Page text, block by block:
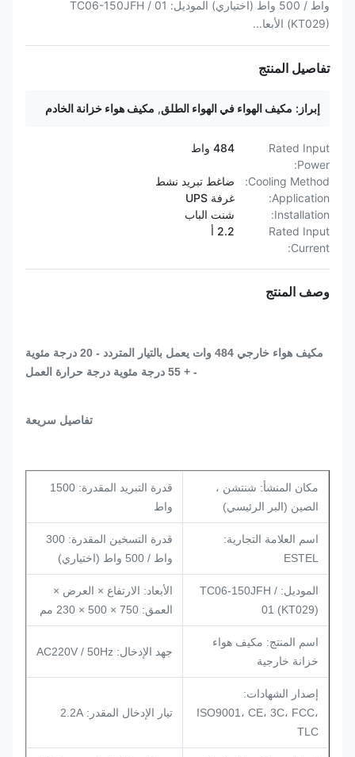
واط / 500 واط (اختياري) الموديل: TC06-150JFH / 01
(KT029) الأبعا...
تفاصيل المنتج
إبراز: مكيف الهواء في الهواء الطلق, مكيف هواء خزانة الخادم
Rated Input
Power:
484 واط
Cooling Method:
ضاغط تبريد نشط
Application:
غرفة UPS
Installation:
شنت الباب
Rated Input
Current:
2.2 أ
وصف المنتج
مكيف هواء خارجي 484 وات يعمل بالتيار المتردد - 20 درجة مئوية
- + 55 درجة مئوية درجة حرارة العمل
تفاصيل سريعة
مكان المنشأ: شنتشن ،
الصين (البر الرئيسي)
قدرة التبريد المقدرة: 1500
واط
اسم العلامة التجارية:
ESTEL
قدرة التسخين المقدرة: 300
واط / 500 واط (اختياري)
الموديل: TC06-150JFH /
01 (KT029)
الأبعاد: الارتفاع × العرض ×
العمق: 750 × 500 × 230 مم
اسم المنتج: مكيف هواء
خزانة خارجية
جهد الإدخال: AC220V / 50Hz
إصدار الشهادات:
ISO9001، CE، 3C، FCC،
TLC
تيار الإدخال المقدر: 2.2A